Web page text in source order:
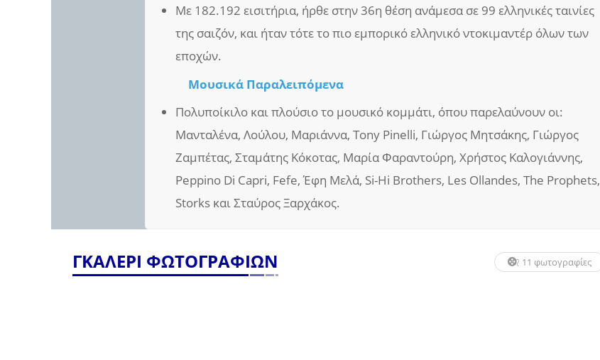
Με 182.192 εισιτήρια, ήρθε στην 36η θέση ανάμεσα σε 99 ελληνικές ταινίες
της σαιζόν, και ήταν τότε το πιο εμπορικό ελληνικό ντοκιμαντέρ όλων των
εποχών.
Μουσικά Παραλειπόμενα
Πολυποίκιλο και πλούσιο το μουσικό κομμάτι, όπου παρελαύνουν οι:
Μανταλένα, Λούλου, Μαριάννα, Tony Pinelli, Γιώργος Μητσάκης, Γιώργος
Ζαμπέτας, Σταμάτης Κόκοτας, Μαρία Φαραντούρη, Χρήστος Καλογιάννης,
Peppino Di Capri, Fefe, Έφη Μελά, Si-Hi Brothers, Les Ollandes, The Prophets,
Storks και Σταύρος Ξαρχάκος.
ΓΚΑΛΕΡΙ ΦΩΤΟΓΡΑΦΙΩΝ 11 φωτογραφίες